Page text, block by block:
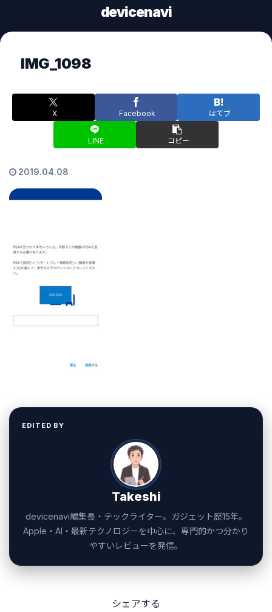
devicenavi
IMG_1098
X Facebook はてブ
LINE コピー
2019.04.08
EDITED BY
Takeshi
devicenavi編集長・テックライター。ガジェット歴15年。
Apple・AI・最新テクノロジーを中心に、専門的かつ分かり
やすいレビューを発信。
シェアする